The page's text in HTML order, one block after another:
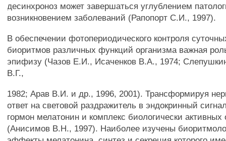
десинхроноз может завершаться углублением
возникновением заболеваний (Рапопорт С.И., 1997).
В обеспечении фотопериодического контроля
биоритмов различных функций организма важная
эпифизу (Чазов Е.И., Исаченков В.А., 1974;
В.Г.,
1982; Арав В.И. и др., 1996, 2001). Трансформируя
ответ на световой раздражитель в эндокринный
гормон мелатонин и комплекс биологически активных
(Анисимов В.Н., 1997). Наиболее изучены